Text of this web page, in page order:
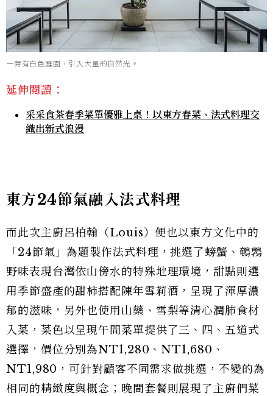
一旁有白色庭園，引入大量的自然光。
延伸閱讀：
采采食茶春季菜單優雅上桌！以東方春菜、法式料理交
織出新式浪漫
東方24節氣融入法式料理
而此次主廚呂柏翰（Louis）便也以東方文化中的
「24節氣」為題製作法式料理，挑選了螃蟹、鵪鶉
野味表現台灣依山傍水的特殊地理環境，甜點則選
用季節盛產的甜柿搭配陳年雪莉酒，呈現了渾厚濃
郁的滋味，另外也使用山藥、雪梨等清心潤肺食材
入菜，菜色以呈現午間菜單提供了三、四、五道式
選擇，價位分別為NT1,280、NT1,680、
NT1,980，可針對顧客不同需求做挑選，不變的為
相同的精緻度與概念；晚間套餐則展現了主廚們菜